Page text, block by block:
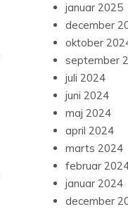
januar 2025
december
oktober
september
juli 2024
juni 2024
maj 2024
april 2024
marts 2024
februar
januar 2024
december